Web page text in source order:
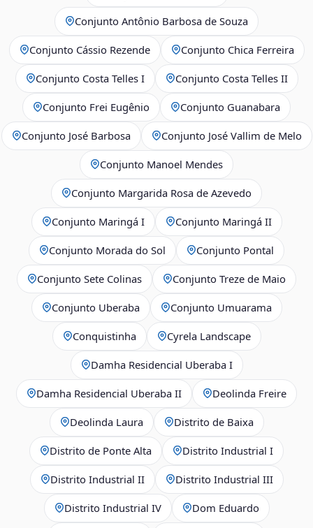
Conjunto Antônio Barbosa de Souza
Conjunto Cássio Rezende Conjunto Chica Ferreira
Conjunto Costa Telles I Conjunto Costa Telles II
Conjunto Frei Eugênio Conjunto Guanabara
Conjunto José Barbosa Conjunto José Vallim de Melo
Conjunto Manoel Mendes
Conjunto Margarida Rosa de Azevedo
Conjunto Maringá I Conjunto Maringá II
Conjunto Morada do Sol Conjunto Pontal
Conjunto Sete Colinas Conjunto Treze de Maio
Conjunto Uberaba Conjunto Umuarama
Conquistinha Cyrela Landscape
Damha Residencial Uberaba I
Damha Residencial Uberaba II Deolinda Freire
Deolinda Laura Distrito de Baixa
Distrito de Ponte Alta Distrito Industrial I
Distrito Industrial II Distrito Industrial III
Distrito Industrial IV Dom Eduardo